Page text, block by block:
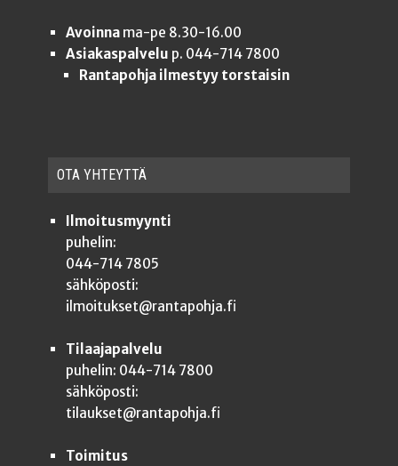
Avoinnama-pe 8.30-16.00
Asiakaspalvelu p. 044-714 7800
Rantapohja ilmestyy torstaisin
OTA YHTEYT­TÄ
Ilmoitusmyynti
puhelin:
044-714 7805
sähköposti:
ilmoitukset@rantapohja.fi
Tilaajapalvelu
puhelin: 044-714 7800
sähköposti:
tilaukset@rantapohja.fi
Toimitus